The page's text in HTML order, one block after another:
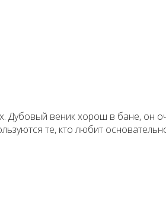
веник хорош в бане, он
те, кто любит